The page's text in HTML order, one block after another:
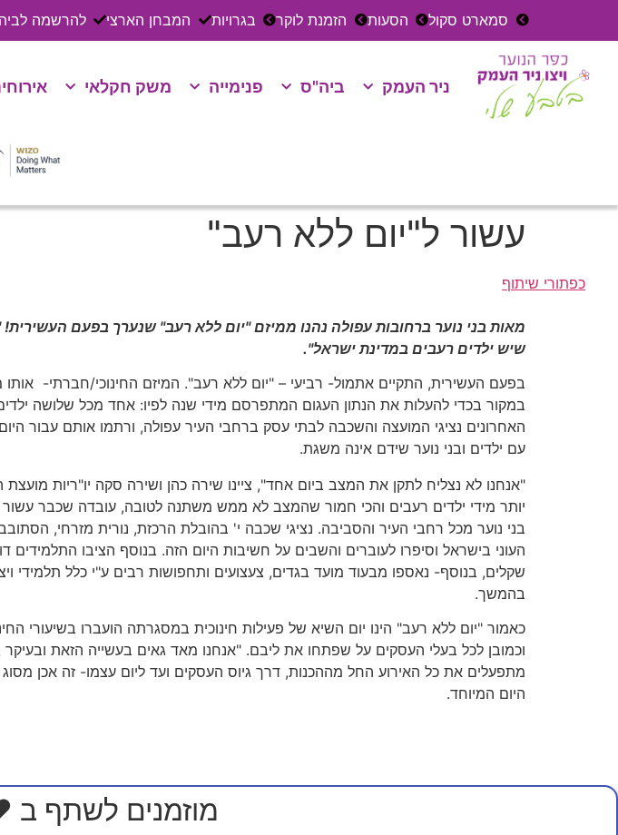
סמארט סקול הסעות הזמנת לוקר בגרויות המבחן הארצי להרשמה
ניר העמק ביה"ס פנימייה משק חקלאי
עשור ל"יום ללא רעב"
כפתורי שיתוף
מאות בני נוער ברחובות עפולה נהנו ממיזם "יום ללא רעב" שנערך בפעם
שיש ילדים רעבים במדינת ישראל".
בפעם העשירית, התקיים אתמול- רביעי – "יום ללא רעב". המיזם החינוכי/חברתי- אותו
במקור בכדי להעלות את הנתון העגום המתפרסם מידי שנה לפיו: אחד מכל שלושה
עם ילדים ובני נוער שידם אינה משגת.
"אנחנו לא נצליח לתקן את המצב ביום אחד", ציינו שירה כהן ושירה סקה יו"ריות
בני נוער מכל רחבי העיר והסביבה. נציגי שכבה י' בהובלת הרכזת, נורית מזרחי,
העוני בישראל וסיפרו לעוברים והשבים על חשיבות היום הזה. בנוסף הציבו
שקלים, בנוסף- נאספו מבעוד מועד בגדים, צעצועים ותחפושות רבים ע"י כלל
בהמשך.
כאמור "יום ללא רעב" הינו יום השיא של פעילות חינוכית במסגרתה הועברו בשיעורי
וכמובן לכל בעלי העסקים על שפתחו את ליבם. "אנחנו מאד גאים בעשייה הזאת
מתפעלים את כל האירוע החל מההכנות, דרך גיוס העסקים ועד ליום עצמו- זה אכן
היום המיוחד.
מוזמנים לשתף ב